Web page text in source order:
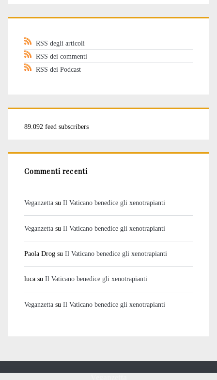
RSS degli articoli
RSS dei commenti
RSS dei Podcast
89.092 feed subscribers
Commenti recenti
Veganzettasu Il Vaticano benedice gli xenotrapianti
Veganzettasu Il Vaticano benedice gli xenotrapianti
Paola Drogsu Il Vaticano benedice gli xenotrapianti
lucasu Il Vaticano benedice gli xenotrapianti
Veganzettasu Il Vaticano benedice gli xenotrapianti